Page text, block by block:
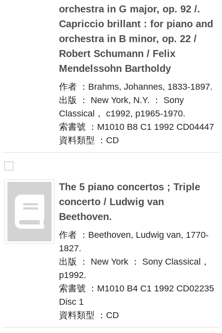
orchestra in G major, op. 92 /.
Capriccio brillant : for piano and
orchestra in B minor, op. 22 /
Robert Schumann / Felix
Mendelssohn Bartholdy
作者 ：Brahms, Johannes, 1833-1897.
出版 ： New York, N.Y. ： Sony
Classical， c1992, p1965-1970.
索書號 ：M1010 B8 C1 1992 CD04447
資料類型 ：CD
The 5 piano concertos ; Triple
concerto / Ludwig van
Beethoven.
作者 ：Beethoven, Ludwig van, 1770-
1827.
出版 ： New York ： Sony Classical，
p1992.
索書號 ：M1010 B4 C1 1992 CD02235
Disc 1
資料類型 ：CD